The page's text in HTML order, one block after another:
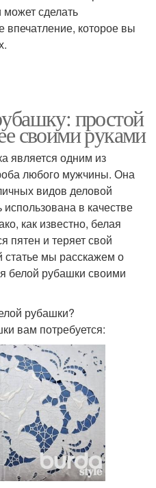
сделать
впечатление, которое вы
простой
своими руками
является одним из
любого мужчины. Она
видов деловой
в качестве
как известно, белая
пятен и теряет свой
статье мы расскажем о
белой рубашки своими
рубашки?
вам потребуется: